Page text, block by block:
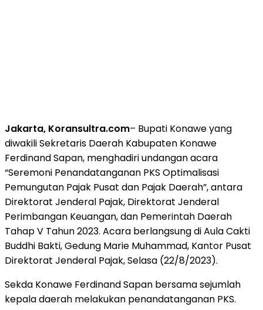
Jakarta, Koransultra.com– Bupati Konawe yang
diwakili Sekretaris Daerah Kabupaten Konawe
Ferdinand Sapan, menghadiri undangan acara
“Seremoni Penandatanganan PKS Optimalisasi
Pemungutan Pajak Pusat dan Pajak Daerah”, antara
Direktorat Jenderal Pajak, Direktorat Jenderal
Perimbangan Keuangan, dan Pemerintah Daerah
Tahap V Tahun 2023. Acara berlangsung di Aula Cakti
Buddhi Bakti, Gedung Marie Muhammad, Kantor Pusat
Direktorat Jenderal Pajak, Selasa (22/8/2023).
Sekda Konawe Ferdinand Sapan bersama sejumlah
kepala daerah melakukan penandatanganan PKS.